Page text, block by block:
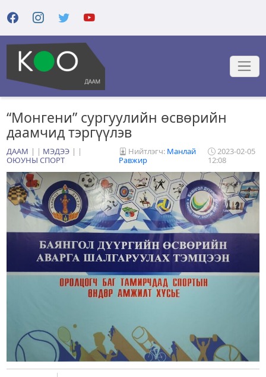
“Монгени” сургуулийн өсвөрийн
даамчид тэргүүлэв
ДААМ | МЭДЭЭ
|
ОЮУНЫ СПОРТ
Нийтлэгч: Манлай
Равжир
2023-02-05
12:08